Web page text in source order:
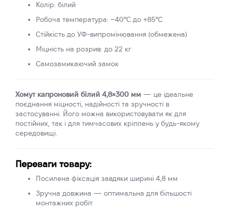
Колір: білий
Робоча температура: –40°C до +85°C
Стійкість до УФ-випромінювання (обмежена)
Міцність на розрив: до 22 кг
Самозамикаючий замок
Хомут капроновий білий 4,8×300 мм — це ідеальне
поєднання міцності, надійності та зручності в
застосуванні. Його можна використовувати як для
постійних, так і для тимчасових кріплень у будь-якому
середовищі.
Переваги товару:
Посилена фіксація завдяки ширині 4,8 мм
Зручна довжина — оптимальна для більшості
монтажних робіт